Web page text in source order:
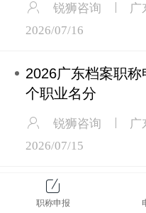
锐狮咨询
广
2026/07/16
2026广东档案职
个职业名分
锐狮咨询
广
2026/07/15
2026广东档案职
助理馆员、馆员
职称申报